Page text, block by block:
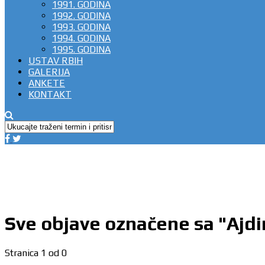
1991. GODINA
1992. GODINA
1993. GODINA
1994. GODINA
1995. GODINA
USTAV RBIH
GALERIJA
ANKETE
KONTAKT
Sve objave označene sa
Stranica 1 od 0